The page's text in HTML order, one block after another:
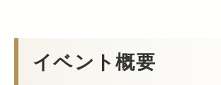
イベント概要